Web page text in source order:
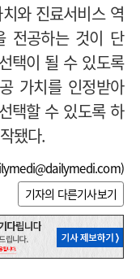
와 진료서비스 역
전공하는 것이 단
택이 될 수 있도록
가치를 인정받아
택할 수 있도록 하
됐다.
)
기자의 다른기사보기